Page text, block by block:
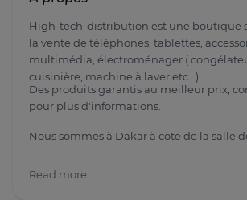
High-tech-distribution est une boutique
la vente de téléphones, tablettes, accessoires
multimédia, électroménager (
cuisinière, machine à laver etc...).
Des produits garantis au meilleur prix, contactez nous
pour plus d'informations.
Nous sommes à Dakar à coté de la salle
Read more...